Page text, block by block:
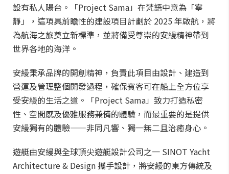
設有私人陽台。「Project Sama」在梵語中意為「寧
靜」，這項具前瞻性的建設項目計劃於 2025 年啟航，將
為航海之旅奠立新標準，並將備受尊崇的安縵精神帶到
世界各地的海洋。
安縵秉承品牌的開創精神，負責此項目由設計、建造到
營運及管理整個開發過程，確保賓客可在船上全方位享
受安縵的生活之道。「Project Sama」致力打造私密
性、空間感及優雅服務兼備的體驗，而最重要的是提供
安縵獨有的體驗——非同凡響、獨一無二且治癒身心。
遊艇由安縵與全球頂尖遊艇設計公司之一 SINOT Yacht
Architecture & Design 攜手設計，將安縵的東方傳統及